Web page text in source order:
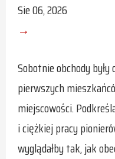
Sie 06, 2026
→
Sobotnie obchody
pierwszych
miejscowości.
i ciężkiej pracy
wyglądałby tak, jak